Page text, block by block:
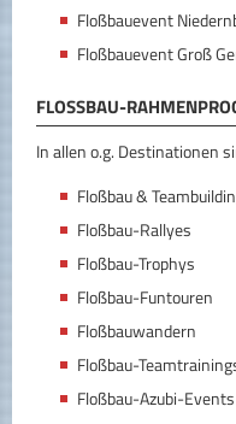
Floßbauevent
Floßbauevent Groß
FLOSSBAU-
In allen o.g. Destinationen
Floßbau &
Floßbau-Rallyes
Floßbau-Trophys
Floßbau-Funtouren
Floßbauwandern
Floßbau-
Floßbau-Azubi-